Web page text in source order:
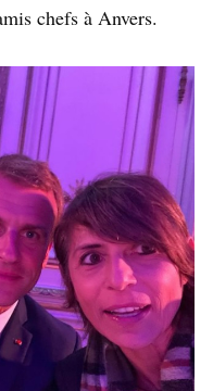
chefs à Anvers.